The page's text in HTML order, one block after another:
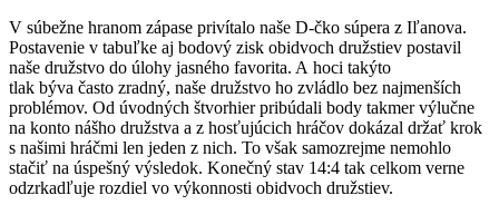
V súbežne hranom zápase privítalo naše D-čko súpera z Iľanova.
Postavenie v tabuľke aj bodový zisk obidvoch družstiev postavil
naše družstvo do úlohy jasného favorita. A hoci takýto
tlak býva často zradný, naše družstvo ho zvládlo bez najmenších
problémov. Od úvodných štvorhier pribúdali body takmer výlučne
na konto nášho družstva a z hosťujúcich hráčov dokázal držať krok
s našimi hráčmi len jeden z nich. To však samozrejme nemohlo
stačiť na úspešný výsledok. Konečný stav 14:4 tak celkom verne
odzrkadľuje rozdiel vo výkonnosti obidvoch družstiev.